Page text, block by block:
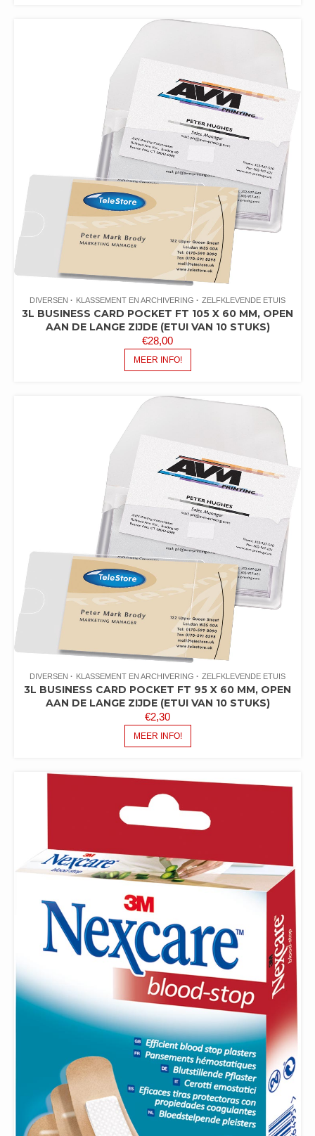
DIVERSEN KLASSEMENT EN ARCHIVERING ZELFKLEVENDE ETUIS
3L BUSINESS CARD POCKET FT 105 X 60 MM, OPEN
AAN DE LANGE ZIJDE (ETUI VAN 10 STUKS)
€28,00
MEER INFO!
DIVERSEN KLASSEMENT EN ARCHIVERING ZELFKLEVENDE ETUIS
3L BUSINESS CARD POCKET FT 95 X 60 MM, OPEN
AAN DE LANGE ZIJDE (ETUI VAN 10 STUKS)
€2,30
MEER INFO!